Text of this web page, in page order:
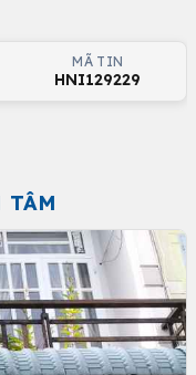
MÃ TIN
HNI129229
TÂM